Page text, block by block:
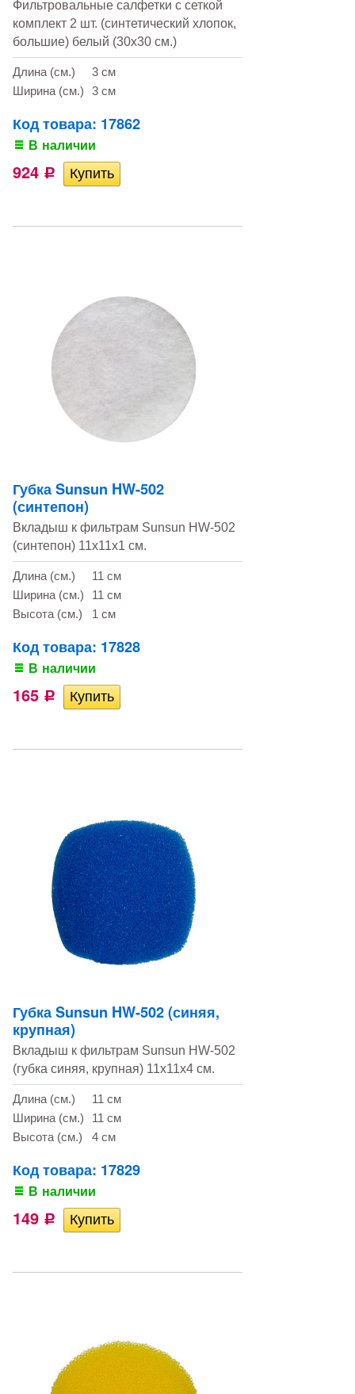
Фильтровальные салфетки с сеткой
комплект 2 шт. (синтетический хлопок,
большие) белый (30х30 см.)
Длина (см.)
3 см
Ширина (см.)
3 см
Код товара: 17862
В наличии
924 Р
Губка Sunsun HW-502
(синтепон)
Вкладыш к фильтрам Sunsun HW-502
(синтепон) 11х11х1 см.
Длина (см.)
11 см
Ширина (см.)
11 см
Высота (см.)
1 см
Код товара: 17828
В наличии
165 Р
Губка Sunsun HW-502 (синяя,
крупная)
Вкладыш к фильтрам Sunsun HW-502
(губка синяя, крупная) 11х11х4 см.
Длина (см.)
11 см
Ширина (см.)
11 см
Высота (см.)
4 см
Код товара: 17829
В наличии
149 Р